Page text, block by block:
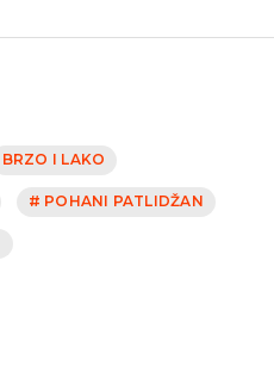
BRZO I LAKO
# POHANI PATLIDŽAN